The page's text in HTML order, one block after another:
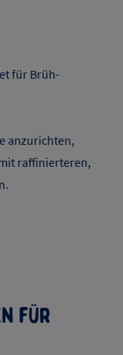
für Brüh-
anzurichten,
raffinierteren,
für